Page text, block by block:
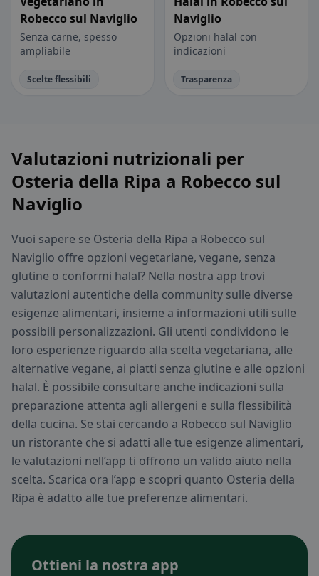
Robecco sul Naviglio
Senza carne, spesso
ampliabile
Scelte flessibili
Naviglio
Opzioni halal con
indicazioni
Trasparenza
Valutazioni nutrizionali per
Osteria della Ripa a Robecco sul
Naviglio
Vuoi sapere se Osteria della Ripa a Robecco sul
Naviglio offre opzioni vegetariane, vegane, senza
glutine o conformi halal? Nella nostra app trovi
valutazioni autentiche della community sulle diverse
esigenze alimentari, insieme a informazioni utili sulle
possibili personalizzazioni. Gli utenti condividono le
loro esperienze riguardo alla scelta vegetariana, alle
alternative vegane, ai piatti senza glutine e alle opzioni
halal. È possibile consultare anche indicazioni sulla
preparazione attenta agli allergeni e sulla flessibilità
della cucina. Se stai cercando a Robecco sul Naviglio
un ristorante che si adatti alle tue esigenze alimentari,
le valutazioni nell’app ti offrono un valido aiuto nella
scelta. Scarica ora l’app e scopri quanto Osteria della
Ripa è adatto alle tue preferenze alimentari.
Ottieni la nostra app